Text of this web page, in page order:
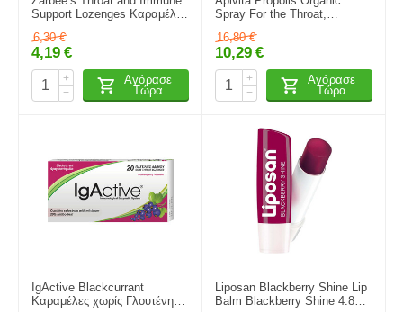
Support Lozenges Καραμέλες
Ανοσοποιητικού 24τμχ
6,30 €
4,19 €
+
−
Αγόρασε
Τώρα
Spray For the Throat,
με Πρόπολη & Αλθαία 30ml
16,80 €
10,29 €
+
−
Αγόρασε
Τώρα
IgActive Blackcurrant
Καραμέλες χωρίς Γλουτένη
Liposan Blackberry Shine Lip
Balm Blackberry Shine 4.8gr